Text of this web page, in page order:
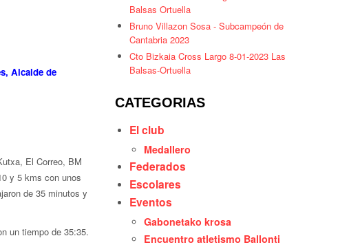
Alcalde de
El Correo, BM
y 5 kms con unos
de 35 minutos y
un tiempo de 35:35.
Balsas Ortuella
Bruno Villazon Sosa - Subcampeón de
Cantabria 2023
Cto Bizkaia Cross Largo 8-01-2023 Las
Balsas-Ortuella
CATEGORIAS
El club
Medallero
Federados
Escolares
Eventos
Gabonetako krosa
Encuentro atletismo Ballonti